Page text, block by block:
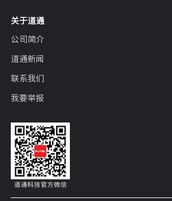
关于道通
公司简介
道通新闻
联系我们
我要举报